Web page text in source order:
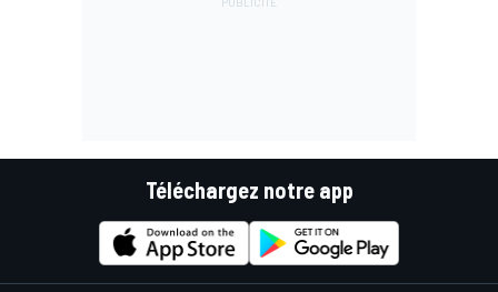
Téléchargez notre app